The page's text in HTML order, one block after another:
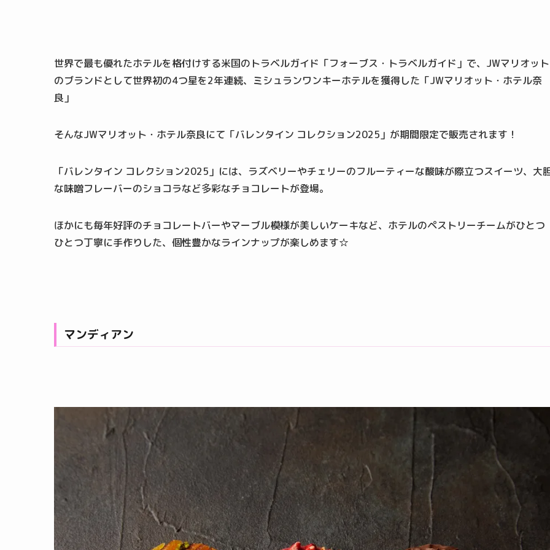
世界で最も優れたホテルを格付けする米国のトラベルガイド「フォーブス・トラベルガイド」で、JWマリオット
のブランドとして世界初の4つ星を2年連続、ミシュランワンキーホテルを獲得した「JWマリオット・ホテル奈
良」
そんなJWマリオット・ホテル奈良にて「バレンタイン コレクション2025」が期間限定で販売されます！
「バレンタイン コレクション2025」には、ラズベリーやチェリーのフルーティーな酸味が際立つスイーツ、大
な味噌フレーバーのショコラなど多彩なチョコレートが登場。
ほかにも毎年好評のチョコレートバーやマーブル模様が美しいケーキなど、ホテルのペストリーチームがひとつ
ひとつ丁寧に手作りした、個性豊かなラインナップが楽しめます☆
マンディアン